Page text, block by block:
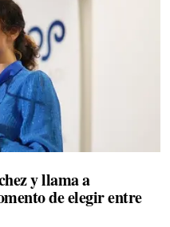
y llama a
de elegir entre